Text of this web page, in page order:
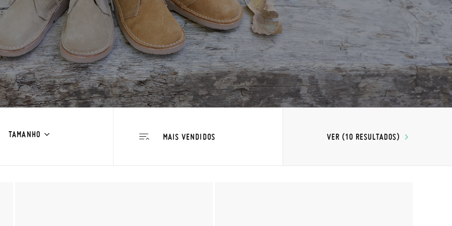
TAMANHO VER (10 RESULTADOS)